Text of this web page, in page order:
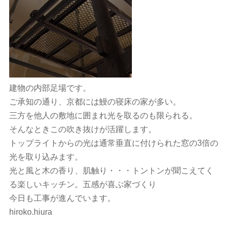
建物の内部足場です。
ご承知の通り、京都には鰻の寝床の家が多い。
三方を他人の敷地に囲まれ光を取るのも限られる。
そんなときこの吹き抜けが活躍します。
トップライトからの光は通常垂直に付けられた窓の3倍の
光を取り込みます。
光と風と木の香り、肌触り・・・トントンが聞こえてく
る楽しいキッチン。五感が喜ぶ家づくり
今日も工事が進んでいます。
hiroko.hiura